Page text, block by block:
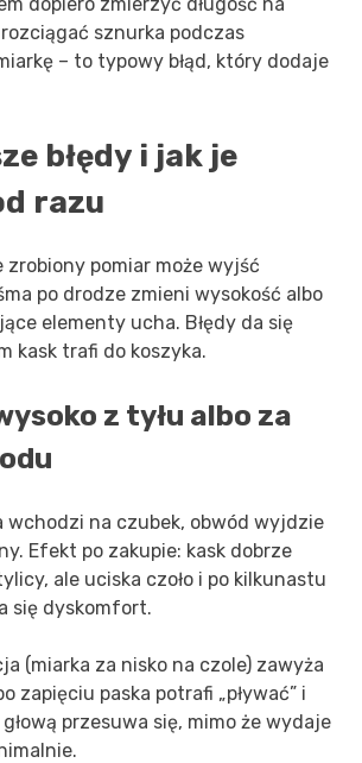
dopiero zmierzyć długość na
sznurka podczas
– to typowy błąd, który dodaje
błędy i jak je
razu
zrobiony pomiar może wyjść
po drodze zmieni wysokość albo
elementy ucha. Błędy da się
kask trafi do koszyka.
z tyłu albo za
wchodzi na czubek, obwód wyjdzie
Efekt po zakupie: kask dobrze
ale uciska czoło i po kilkunastu
się dyskomfort.
(miarka za nisko na czole) zawyża
zapięciu paska potrafi „pływać” i
przesuwa się, mimo że wydaje